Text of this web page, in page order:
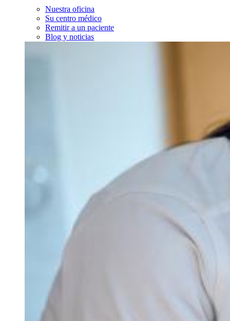
Nuestra oficina
Su centro médico
Remitir a un paciente
Blog y noticias